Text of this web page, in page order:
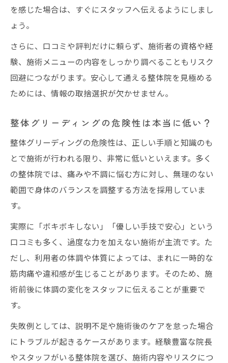
を感じた場合は、すぐにスタッフへ伝えるようにしまし
ょう。
さらに、口コミや評判だけに頼らず、施術者の資格や経
験、施術メニューの内容をしっかり調べることもリスク
回避につながります。安心して通える整体院を見極める
ためには、情報の取捨選択が欠かせません。
整体グリーディングの危険性は本当に低い？
整体グリーディングの危険性は、正しい手順と知識のも
とで施術が行われる限り、非常に低いといえます。多く
の整体院では、痛みや不調に悩む方に対し、無理のない
範囲で身体のバランスを調整する方法を採用していま
す。
実際に「ボキボキしない」「優しい手技で安心」という
口コミも多く、過度な力を加えない施術が主流です。た
だし、利用者の体調や体質によっては、まれに一時的な
筋肉痛や違和感が生じることがあります。そのため、施
術前後に体調の変化をスタッフに伝えることが重要で
す。
失敗例としては、説明不足や施術後のケアを怠った場合
にトラブルが起きるケースがあります。経験豊富な院長
やスタッフがいる整体院を選び、施術内容やリスクにつ